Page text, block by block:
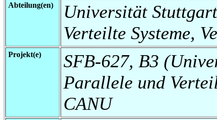
Abteilung(en)
Universität
Verteilte Systeme,
Projekt(e)
SFB-627, B3
Parallele und
CANU